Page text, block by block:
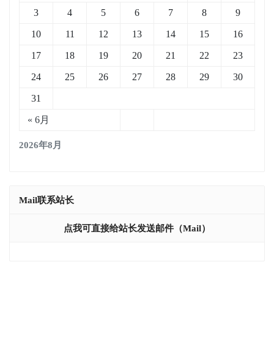
2026年8月
« 6月
3 4 5 6 7 8 9
10 11 12 13 14 15 16
17 18 19 20 21 22 23
24 25 26 27 28 29 30
31
Mail联系站长
点我可直接给站长发送邮件（mail）